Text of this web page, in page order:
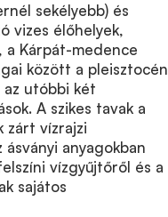
sekélyebb) és
vizes élőhelyek,
a Kárpát-medence
között a pleisztocén
utóbbi két
A szikes tavak a
zárt vízrajzi
anyagokban
vízgyűjtőről és a
sajátos